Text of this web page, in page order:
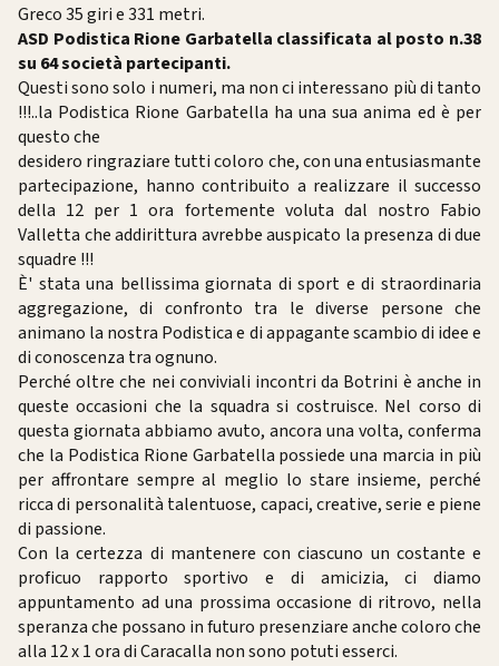
Greco 35 giri e 331 metri.
ASD Podistica Rione Garbatella classificata al posto n.38
su 64 società partecipanti.
Questi sono solo i numeri, ma non ci interessano più di tanto
!!!..la Podistica Rione Garbatella ha una sua anima ed è per
questo che
desidero ringraziare tutti coloro che, con una entusiasmante
partecipazione, hanno contribuito a realizzare il successo
della 12 per 1 ora fortemente voluta dal nostro Fabio
Valletta che addirittura avrebbe auspicato la presenza di due
squadre !!!
È' stata una bellissima giornata di sport e di straordinaria
aggregazione, di confronto tra le diverse persone che
animano la nostra Podistica e di appagante scambio di idee e
di conoscenza tra ognuno.
Perché oltre che nei conviviali incontri da Botrini è anche in
queste occasioni che la squadra si costruisce. Nel corso di
questa giornata abbiamo avuto, ancora una volta, conferma
che la Podistica Rione Garbatella possiede una marcia in più
per affrontare sempre al meglio lo stare insieme, perché
ricca di personalità talentuose, capaci, creative, serie e piene
di passione.
Con la certezza di mantenere con ciascuno un costante e
proficuo rapporto sportivo e di amicizia, ci diamo
appuntamento ad una prossima occasione di ritrovo, nella
speranza che possano in futuro presenziare anche coloro che
alla 12 x 1 ora di Caracalla non sono potuti esserci.